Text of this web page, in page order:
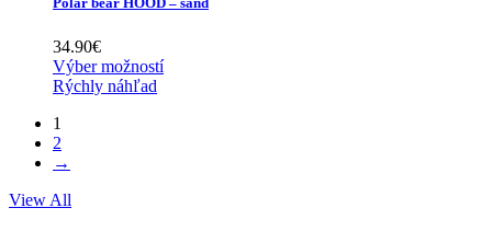
34.90€
Výber možností
Rýchly náhľad
1
2
→
View All